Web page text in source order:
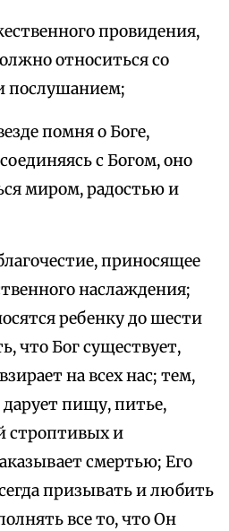
провидения,
относиться со
послушанием;
помня о Боге,
с Богом, оно
миром, радостью и
приносящее
наслаждения;
ребенку до шести
что Бог существует,
на всех нас; тем,
пищу, питье,
строптивых и
смертью; Его
призывать и любить
все то, что Он